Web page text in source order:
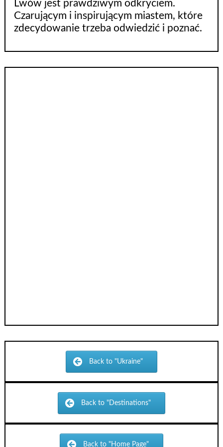
Lwów jest prawdziwym odkryciem.
Czarującym i inspirującym miastem, które
zdecydowanie trzeba odwiedzić i poznać.
Back to "Ukraine"
Back to "Destinations"
Back to "Home Page"